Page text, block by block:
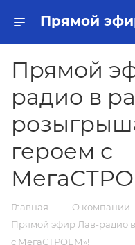
Прямой
радио в
героем с
Главная — О компании
Прямой эфир Лав-радио
с МегаСТРОЕМ»!